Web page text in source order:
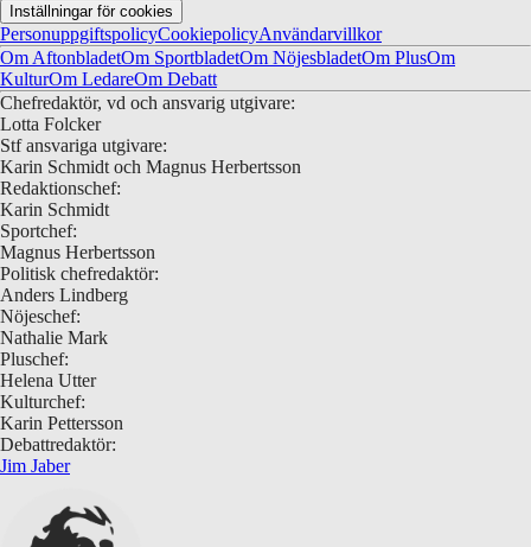
Inställningar för cookies
PersonuppgiftspolicyCookiepolicyAnvändarvillkor
Om AftonbladetOm SportbladetOm NöjesbladetOm PlusOm
KulturOm LedareOm Debatt
Chefredaktör, vd och ansvarig utgivare:
Lotta Folcker
Stf ansvariga utgivare:
Karin Schmidt och Magnus Herbertsson
Redaktionschef:
Karin Schmidt
Sportchef:
Magnus Herbertsson
Politisk chefredaktör:
Anders Lindberg
Nöjeschef:
Nathalie Mark
Pluschef:
Helena Utter
Kulturchef:
Karin Pettersson
Debattredaktör:
Jim Jaber